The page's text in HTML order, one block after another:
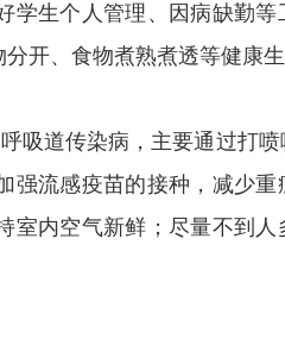
学生个人管理、因病缺勤等
开、食物煮熟煮透等健康生
吸道传染病，主要通过打
流感疫苗的接种，减少重
室内空气新鲜；尽量不到人